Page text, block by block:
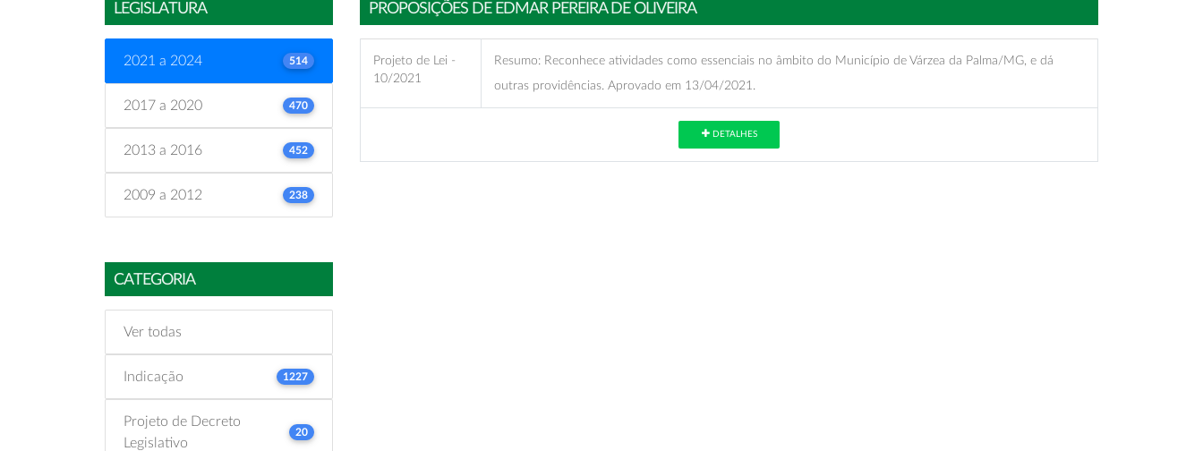
LEGISLATURA
2021 a 2024 514
2017 a 2020 470
2013 a 2016 452
2009 a 2012 238
CATEGORIA
Ver todas
Indicação 1227
Projeto de Decreto
Legislativo
20
PROPOSIÇÕES DE EDMAR PEREIRA DE OLIVEIRA
Projeto de Lei -
10/2021
Resumo: Reconhece atividades como essenciais no âmbito do Município de Várzea da Palma/MG, e dá
outras providências. Aprovado em 13/04/2021.
DETALHES